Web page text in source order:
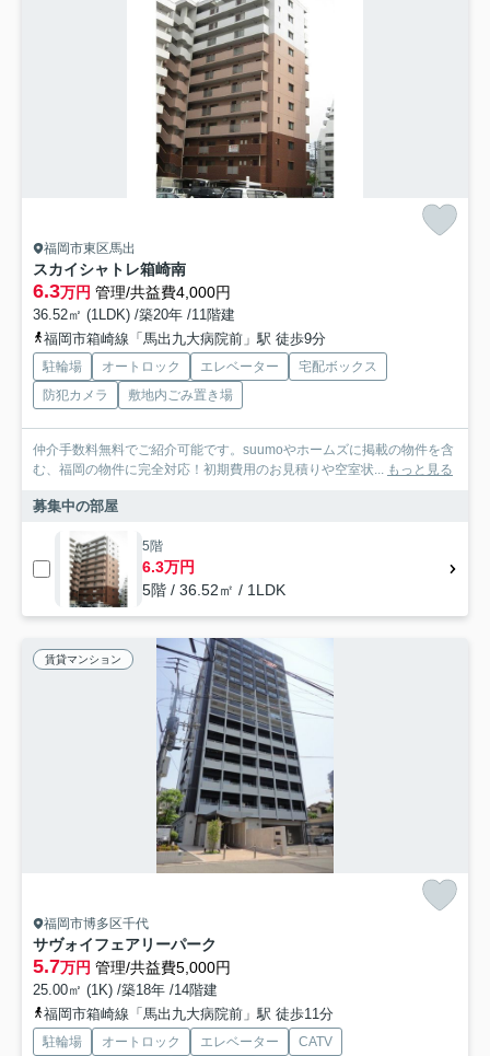
福岡市東区馬出
スカイシャトレ箱崎南
6.3万円 管理/共益費4,000円
36.52㎡ (1LDK) /築20年 /11階建
福岡市箱崎線「馬出九大病院前」駅 徒歩9分
駐輪場 オートロック エレベーター
宅配ボックス
防犯カメラ
敷地内ごみ置き場
仲介手数料無料でご紹介可能です。suumoやホームズに掲載の物件を含
む、福岡の物件に完全対応！初期費用のお見積りや空室状... もっと見る
募集中の部屋
5階
6.3万円
5階 / 36.52㎡ / 1LDK
賃貸マンション
福岡市博多区千代
サヴォイフェアリーパーク
5.7万円 管理/共益費5,000円
25.00㎡ (1K) /築18年 /14階建
福岡市箱崎線「馬出九大病院前」駅 徒歩11分
駐輪場 オートロック エレベーター
CATV